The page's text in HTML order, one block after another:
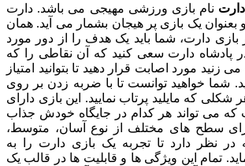
نام بازی ورزشی مهیجی می باشد. دارت
یک بازی پر هیجان بشمار می آید. همان
شما باید یک هدف را از دور مورد
دارت سعی کنید که آن نقاطی را که
اصابت قرار دهید تا بتوانید امتیاز
توانست تا با ضربه زدن بر روی
مایلید پرتاب نمایید. این بازی دارای
هر کدام در جایگاه خودش جذاب
های مختلف از نوع آسان، متوسط،
دارد تا تجربه یک بازی دارت را به
این ویژگی ها و قابلیت ها در قالب یک